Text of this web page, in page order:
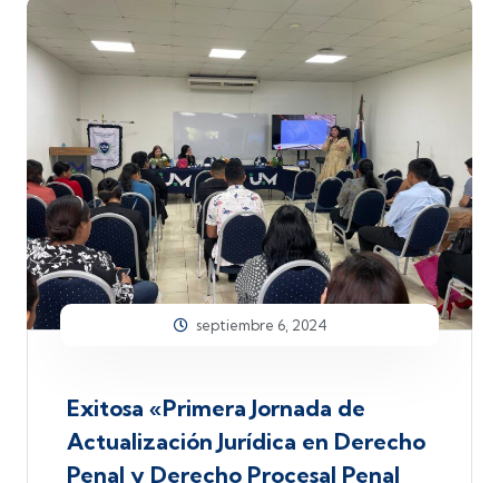
septiembre 6, 2024
Exitosa «Primera Jornada de
Actualización Jurídica en Derecho
Penal y Derecho Procesal Penal